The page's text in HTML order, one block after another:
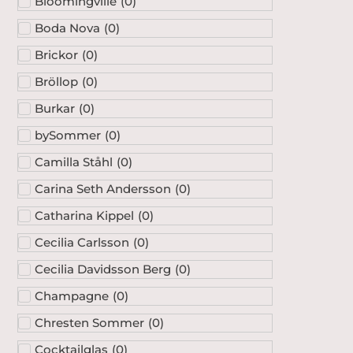
Boda Nova (0)
Brickor (0)
Bröllop (0)
Burkar (0)
bySommer (0)
Camilla Ståhl (0)
Carina Seth Andersson (0)
Catharina Kippel (0)
Cecilia Carlsson (0)
Cecilia Davidsson Berg (0)
Champagne (0)
Chresten Sommer (0)
Cocktailglas (0)